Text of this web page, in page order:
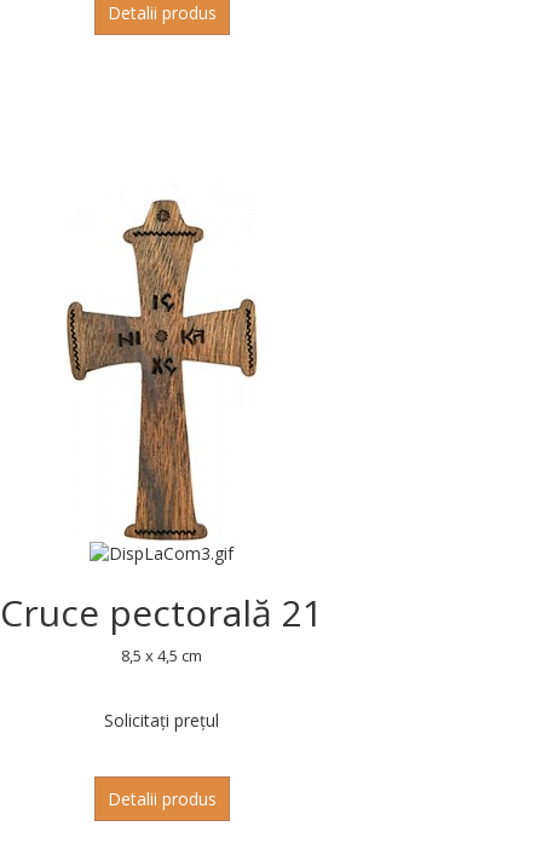
Detalii produs
Cruce pectorală 21
8,5 x 4,5 cm
Solicitați prețul
Detalii produs